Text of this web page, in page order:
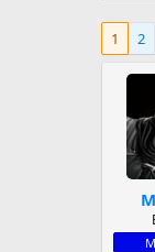
1 2